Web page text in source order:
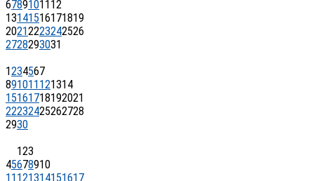
67891011 12
13141516171819
20212223242526
2728293031
1234567
891011 121314
15161718192021
22232425262728
2930
123
45678910
11 121314151617